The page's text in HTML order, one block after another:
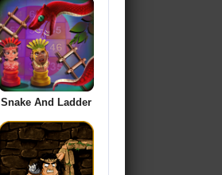
Snake And Ladder